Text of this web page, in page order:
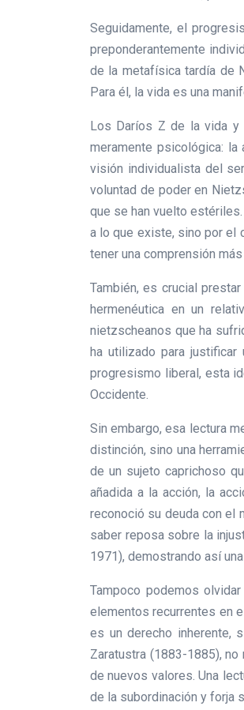
Seguidamente, el
preponderantemente
de la metafísica tardía de
Para él, la vida es una
Los Daríos Z de la vida y
meramente psicológica:
visión individualista del
voluntad de poder en
que se han vuelto
a lo que existe, sino por el
tener una comprensión
También, es crucial
hermenéutica en un
nietzscheanos que ha
ha utilizado para
progresismo liberal, esta
Occidente.
Sin embargo, esa lectura
distinción, sino una
de un sujeto caprichoso
añadida a la acción, la
reconoció su deuda con el
saber reposa sobre la
1971), demostrando así
Tampoco podemos
elementos recurrentes en
es un derecho inherente,
Zaratustra (1883-1885),
de nuevos valores. Una
de la subordinación y forja